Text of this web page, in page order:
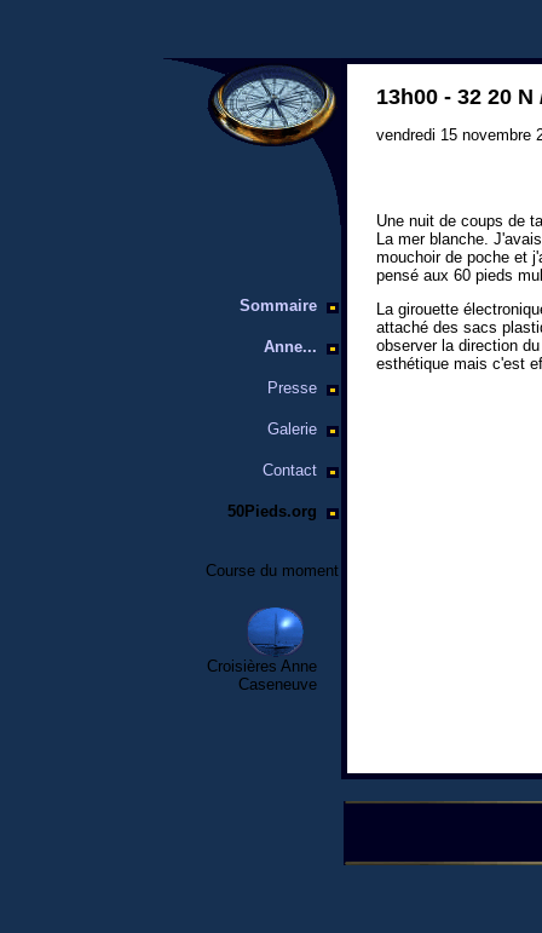
Sommaire
Anne...
Presse
Galerie
Contact
50Pieds.org
Course du moment
Croisières Anne
Caseneuve
13h00 - 32 20 N
vendredi 15 novembre
Une nuit de coups de
La mer blanche.
mouchoir de poche et
pensé aux 60 pieds
La girouette
attaché des sacs
observer la direction
esthétique mais c'est